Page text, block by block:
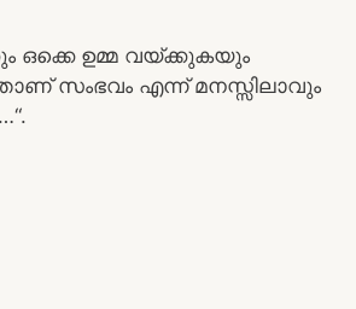
ഒക്കെ ഉമ്മ വയ്ക്കുകയും
സംഭവം എന്ന് മനസ്സിലാവും